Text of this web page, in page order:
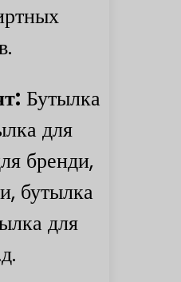
Бутылка
для
бренди,
бутылка
для